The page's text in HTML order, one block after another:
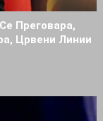
Преговара,
Црвени Линии